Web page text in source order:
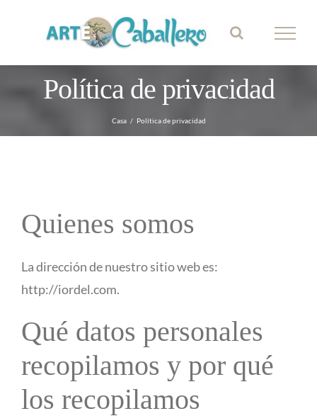
Política de privacidad
Casa Política de privacidad
Quienes somos
La dirección de nuestro sitio web es:
http://iordel.com.
Qué datos personales
recopilamos y por qué
los recopilamos